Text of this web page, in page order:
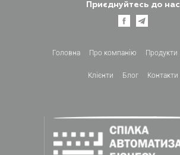
Приєднуйтесь до нас
Головна Про компанiю Продукти
Клієнти Блог Контакти